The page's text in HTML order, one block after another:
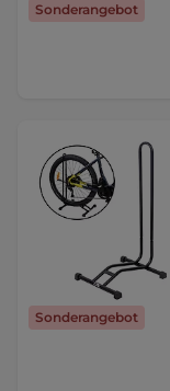
Sonderangebot
Sonderangebot